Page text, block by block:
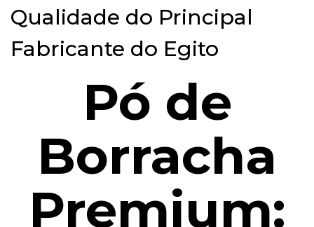
Qualidade do Principal
Fabricante do Egito
Pó de
Borracha
Premium: